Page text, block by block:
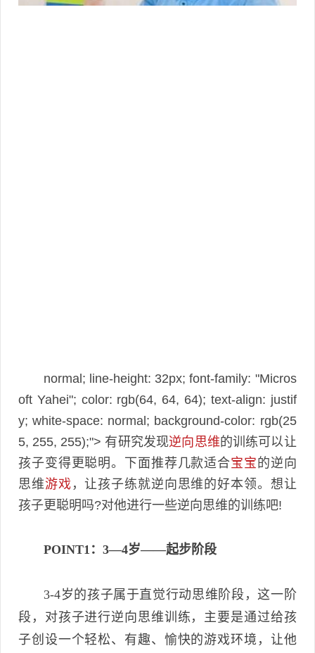
normal; line-height: 32px; font-family: "Micros
oft Yahei"; color: rgb(64, 64, 64); text-align: justif
y; white-space: normal; background-color: rgb(25
5, 255, 255);"> 有研究发现逆向思维的训练可以让
孩子变得更聪明。下面推荐几款适合宝宝的逆向
思维游戏 ，让孩子练就逆向思维的好本领。想让
孩子更聪明吗?对他进行一些逆向思维的训练吧!
POINT1：3—4岁——起步阶段
3-4岁的孩子属于直觉行动思维阶段，这一阶
段，对孩子进行逆向思维训练，主要是通过给孩
子创设一个轻松、有趣、愉快的游戏环境，让他